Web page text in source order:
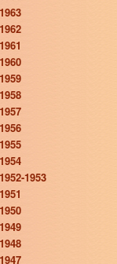
1953